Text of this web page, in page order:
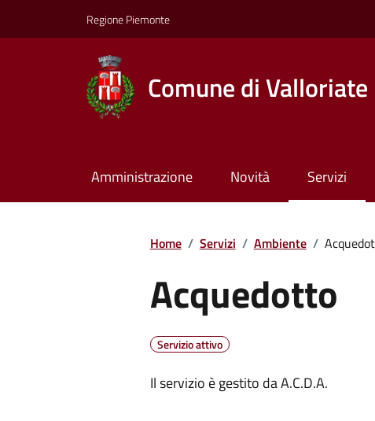
Regione Piemonte
Comune di Valloriate
Amministrazione Novità Servizi
Home / Servizi / Ambiente /
Acquedotto
Servizio attivo
Il servizio è gestito da A.C.D.A.